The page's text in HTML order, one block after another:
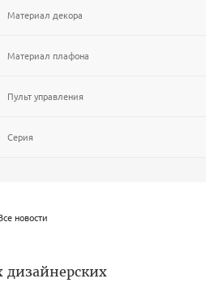
Материал декора
Материал плафона
Пульт управления
Серия
новости
дизайнерских